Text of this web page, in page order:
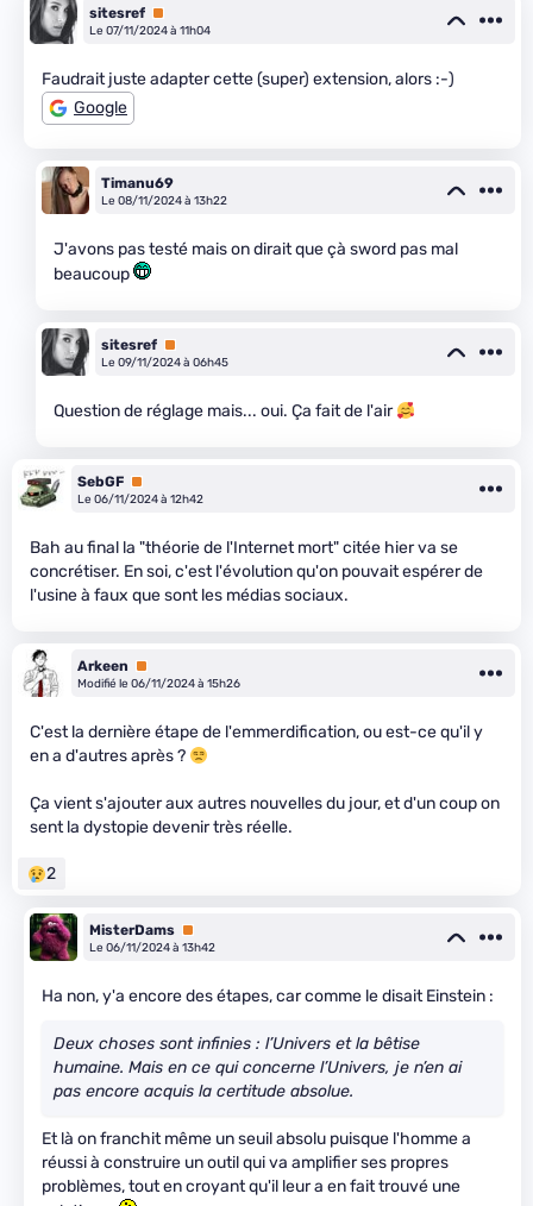
sitesref Premium
Le 07/11/2024 à 11h04
Faudrait juste adapter cette (super) extension, alors :-)
Google
Timanu69
Le 08/11/2024 à 13h22
J'avons pas testé mais on dirait que çà sword pas mal
beaucoup
sitesref Premium
Le 09/11/2024 à 06h45
Question de réglage mais... oui. Ça fait de l'air
SebGF Premium
Le 06/11/2024 à 12h42
Bah au final la "théorie de l'Internet mort" citée hier va se
concrétiser. En soi, c'est l'évolution qu'on pouvait espérer de
l'usine à faux que sont les médias sociaux.
Arkeen
Premium
Modifié le 06/11/2024 à 15h26
C'est la dernière étape de l'emmerdification, ou est-ce qu'il y
en a d'autres après ?
Ça vient s'ajouter aux autres nouvelles du jour, et d'un coup on
sent la dystopie devenir très réelle.
2
MisterDams Premium
Le 06/11/2024 à 13h42
Ha non, y'a encore des étapes, car comme le disait Einstein :
Deux choses sont infinies : l’Univers et la bêtise
humaine. Mais en ce qui concerne l’Univers, je n’en ai
pas encore acquis la certitude absolue.
Et là on franchit même un seuil absolu puisque l'homme a
réussi à construire un outil qui va amplifier ses propres
problèmes, tout en croyant qu'il leur a en fait trouvé une